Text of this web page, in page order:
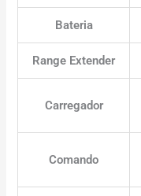
Bateria
Range Extender
Carregador
Comando